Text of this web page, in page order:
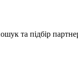
та підбір